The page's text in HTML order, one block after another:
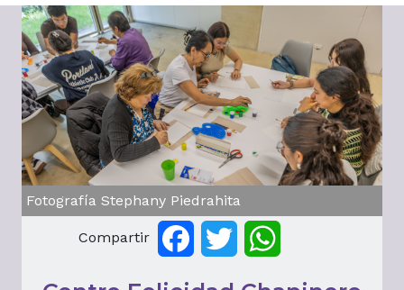
Fotografía Stephany Piedrahita
Compartir FacebookTwitter